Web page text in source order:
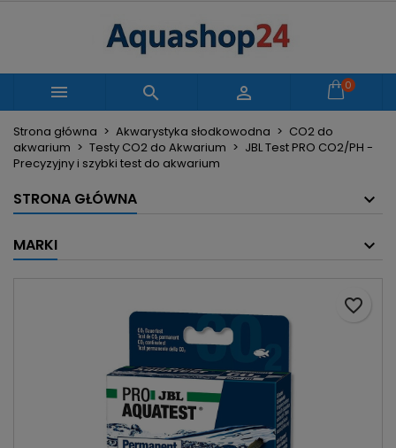
   0
Strona główna Akwarystyka słodkowodna
CO2 do
akwarium
Testy CO2 do Akwarium
JBL Test PRO CO2/PH -
Precyzyjny i szybki test do akwarium
STRONA GŁÓWNA
MARKI
favorite_border
Moje listy życzeń
add_circle_outline Utwórz nową listę
Utwórz listę życzeń
Nazwa listy życzeń
Zaloguj się
Musisz być zalogowany by zapisać produkty na
swojej liście życzeń.
Anuluj Zaloguj się